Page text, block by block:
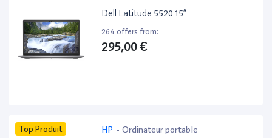
Dell Latitude 5520 15”
264 offers from:
295,00 €
Top Produit HP - Ordinateur portable